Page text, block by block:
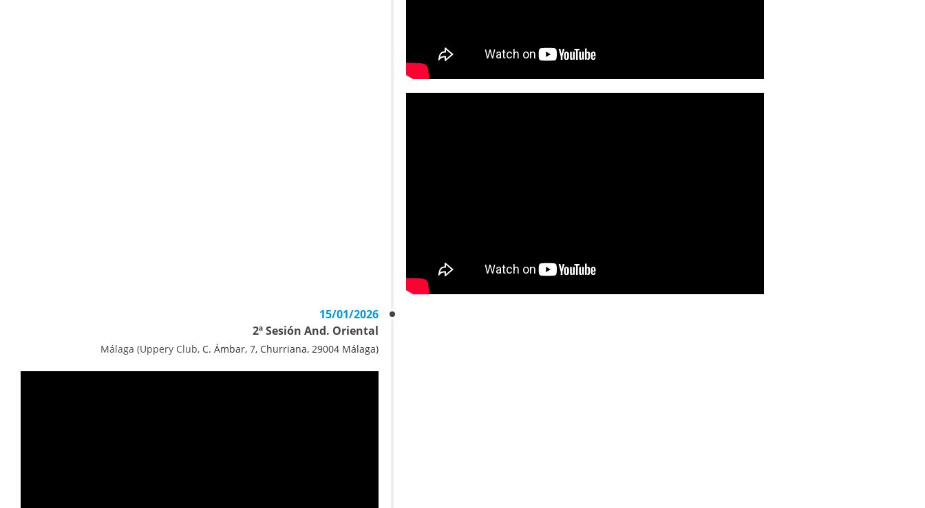
15/01/2026
2ª Sesión And. Oriental
Málaga (Uppery Club, C. Ámbar, 7, Churriana, 29004 Málaga)